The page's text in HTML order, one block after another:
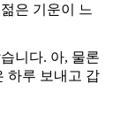
은 기운이 느
니다. 아, 물론
하루 보내고 갑